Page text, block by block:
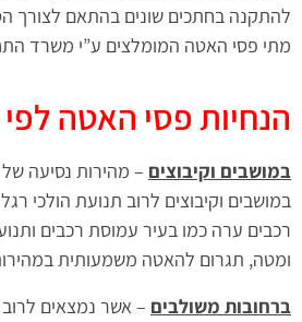
להתקנה בחתכים שונים בהתאם לצורך
מתי פסי האטה המומלצים ע”י משרד
הנחיות פסי האטה
במושבים וקיבוצים – מהירות נסיעה של 50 קמ”ש פשוטה אינה מתאימה וגבוהה בהרבה מהמהירות הבטוחה הרצויה.
במושבים וקיבוצים לרוב תנועת הולכי
ומטה, תגרום להאטה משמעותית
ברחובות משולבים – אשר נמצאים